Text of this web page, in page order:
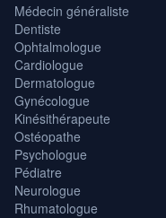
Médecin généraliste
Dentiste
Ophtalmologue
Cardiologue
Dermatologue
Gynécologue
Kinésithérapeute
Ostéopathe
Psychologue
Pédiatre
Neurologue
Rhumatologue